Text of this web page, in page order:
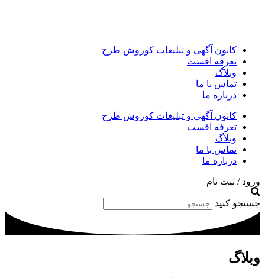
کانون آگهی و تبلیغات کوروش طرح
تعرفه افست
وبلاگ
تماس با ما
درباره ما
کانون آگهی و تبلیغات کوروش طرح
تعرفه افست
وبلاگ
تماس با ما
درباره ما
ورود / ثبت نام
جستجو کنید
وبلاگ